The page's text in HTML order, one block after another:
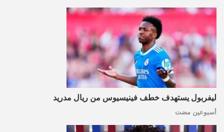
ليفربول يستهدف خطف فينيسيوس من ريال مدريد
أسبوعين مضت